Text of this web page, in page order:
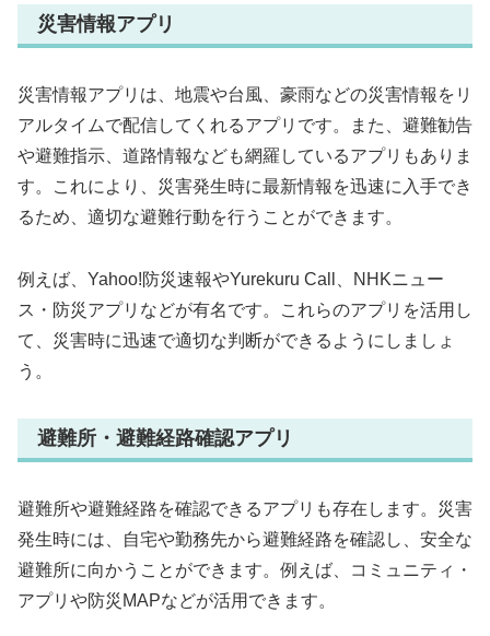
災害情報アプリ
災害情報アプリは、地震や台風、豪雨などの災害情報をリ
アルタイムで配信してくれるアプリです。また、避難勧告
や避難指示、道路情報なども網羅しているアプリもありま
す。これにより、災害発生時に最新情報を迅速に入手でき
るため、適切な避難行動を行うことができます。
例えば、Yahoo!防災速報やYurekuru Call、NHKニュー
ス・防災アプリなどが有名です。これらのアプリを活用し
て、災害時に迅速で適切な判断ができるようにしましょ
う。
避難所・避難経路確認アプリ
避難所や避難経路を確認できるアプリも存在します。災害
発生時には、自宅や勤務先から避難経路を確認し、安全な
避難所に向かうことができます。例えば、コミュニティ・
アプリや防災MAPなどが活用できます。